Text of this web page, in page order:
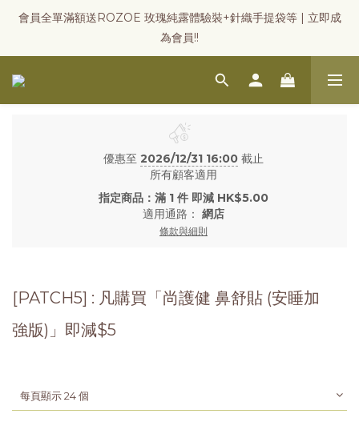
會員全單滿額送ROZOE 玫瑰純露體驗裝+針織手提袋等 | 立即成
為會員!!
優惠至 2026/12/31 16:00 截止
所有顧客適用
指定商品：滿 1 件 即減 HK$5.00
適用通路： 網店
條款與細則
[PATCH5] : 凡購買「尚護健 鼻舒貼 (安睡加
強版)」即減$5
每頁顯示 24 個